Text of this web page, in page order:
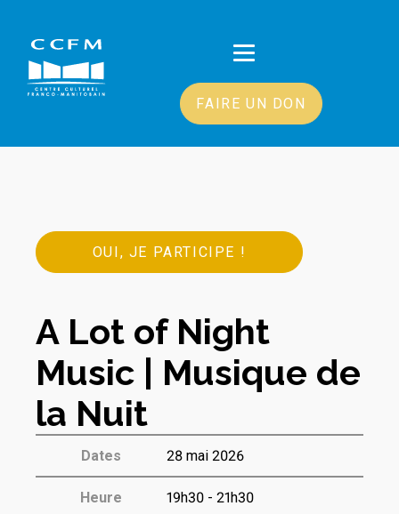
FAIRE UN DON
OUI, JE PARTICIPE !
A Lot of Night
Music | Musique de
la Nuit
Dates 28 mai 2026
Heure 19h30 - 21h30